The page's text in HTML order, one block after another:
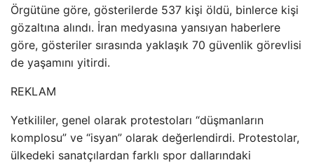
Örgütüne göre, gösterilerde 537 kişi öldü, binlerce kişi
gözaltına alındı. İran medyasına yansıyan haberlere
göre, gösteriler sırasında yaklaşık 70 güvenlik görevlisi
de yaşamını yitirdi.
REKLAM
Yetkililer, genel olarak protestoları “düşmanların
komplosu” ve “isyan” olarak değerlendirdi. Protestolar,
ülkedeki sanatçılardan farklı spor dallarındaki